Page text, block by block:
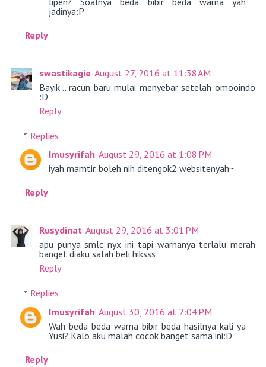
jadinya:P
Reply
swastikagie August 27, 2016 at 11:38 AM
Bayik....racun baru mulai menyebar setelah omooindo
:D
Reply
Replies
Imusyrifah August 29, 2016 at 1:08 PM
iyah mamtir. boleh nih ditengok2 websitenyah~
Reply
Rusydinat August 29, 2016 at 3:01 PM
apu punya smlc nyx ini tapi warnanya terlalu merah
banget diaku salah beli hiksss
Reply
Replies
Imusyrifah August 30, 2016 at 2:04 PM
Wah beda beda warna bibir beda hasilnya kali ya
Yusi? Kalo aku malah cocok banget sama ini:D
Reply